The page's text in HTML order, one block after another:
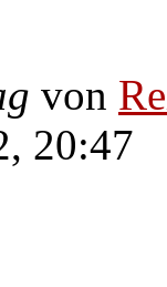
von
20:47